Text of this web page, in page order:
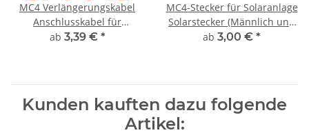
MC4 Verlängerungskabel
Anschlusskabel für
Solarmodule Solarkabel rot
ab 3,39 € *
MC4-Stecker für Solaranlage
Solarstecker (Männlich und
Weiblich)
ab 3,00 € *
Kunden kauften dazu folgende
Artikel: